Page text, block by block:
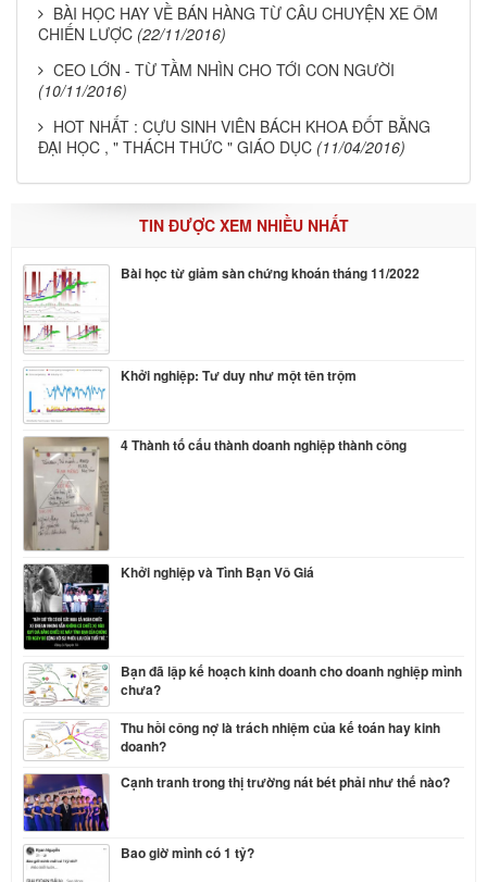
BÀI HỌC HAY VỀ BÁN HÀNG TỪ CÂU CHUYỆN XE ÔM
CHIẾN LƯỢC (22/11/2016)
CEO LỚN - TỪ TẦM NHÌN CHO TỚI CON NGƯỜI
(10/11/2016)
HOT NHẤT : CỰU SINH VIÊN BÁCH KHOA ĐỐT BẰNG
ĐẠI HỌC , " THÁCH THỨC " GIÁO DỤC (11/04/2016)
TIN ĐƯỢC XEM NHIỀU NHẤT
Bài học từ giảm sàn chứng khoán tháng 11/2022
Khởi nghiệp: Tư duy như một tên trộm
4 Thành tố cấu thành doanh nghiệp thành công
Khởi nghiệp và Tình Bạn Vô Giá
Bạn đã lập kế hoạch kinh doanh cho doanh nghiệp mình
chưa?
Thu hồi công nợ là trách nhiệm của kế toán hay kinh
doanh?
Cạnh tranh trong thị trường nát bét phải như thế nào?
Bao giờ mình có 1 tỷ?